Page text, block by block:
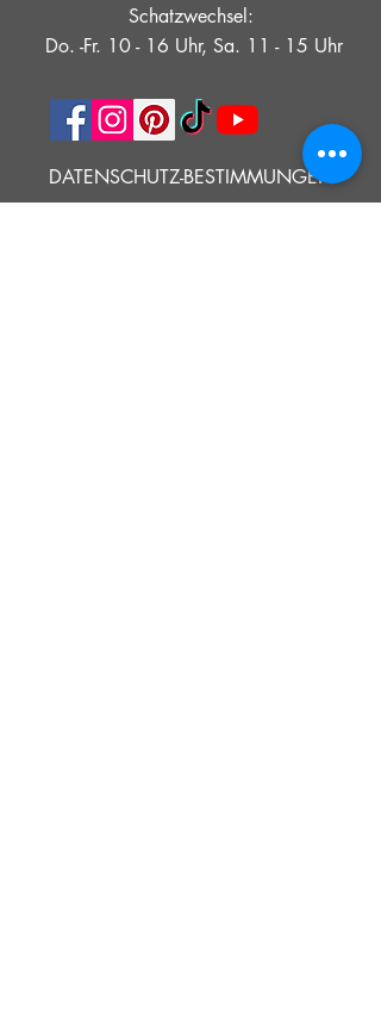
Schatzwechsel:
Do. -Fr. 10 - 16 Uhr, Sa. 11 - 15 Uhr
DATENSCHUTZ-BESTIMMUNGEN